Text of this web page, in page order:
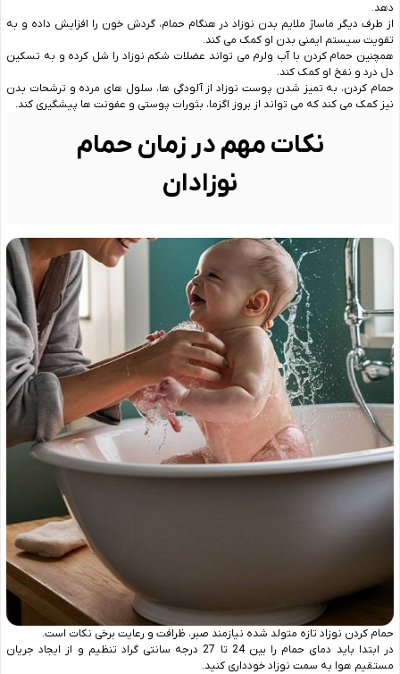
‌دهد.
از طرف دیگر ماساژ ملایم بدن نوزاد در هنگام حمام، گردش خون را افزایش داده و به
تقویت سیستم ایمنی بدن او کمک می ‌کند.
همچنین حمام کردن با آب ولرم می ‌تواند عضلات شکم نوزاد را شل کرده و به تسکین
دل درد و نفخ او کمک کند.
حمام کردن، به تمیز شدن پوست نوزاد از آلودگی‌ ها، سلول ‌های مرده و ترشحات بدن
نیز کمک می‌ کند که می ‌تواند از بروز اگزما، بثورات پوستی و عفونت ‌ها پیشگیری کند.
نکات مهم در زمان حمام
نوزادان
حمام کردن نوزاد تازه متولد شده نیازمند صبر، ظرافت و رعایت برخی نکات است.
در ابتدا باید دمای حمام را بین 24 تا 27 درجه سانتی گراد تنظیم و از ایجاد جریان
مستقیم هوا به سمت نوزاد خودداری کنید.